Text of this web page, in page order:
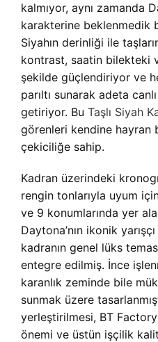
kalmıyor, aynı zamanda
karakterine beklenmedik
Siyahın derinliği ile
kontrast, saatin bilekteki
şekilde güçlendiriyor ve
parıltı sunarak adeta
getiriyor. Bu Taşlı Siyah
görenleri kendine hayran
çekiciliğe sahip.
Kadran üzerindeki
rengin tonlarıyla uyum
ve 9 konumlarında yer
Daytona’nın ikonik
kadranın genel lüks
entegre edilmiş. İnce
karanlık zeminde bile
sunmak üzere
yerleştirilmesi, BT
önemi ve üstün işçilik